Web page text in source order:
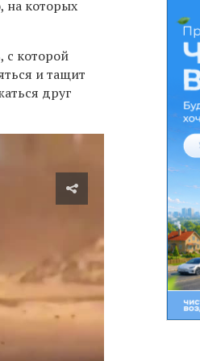
на которых
с которой
и тащит
друг